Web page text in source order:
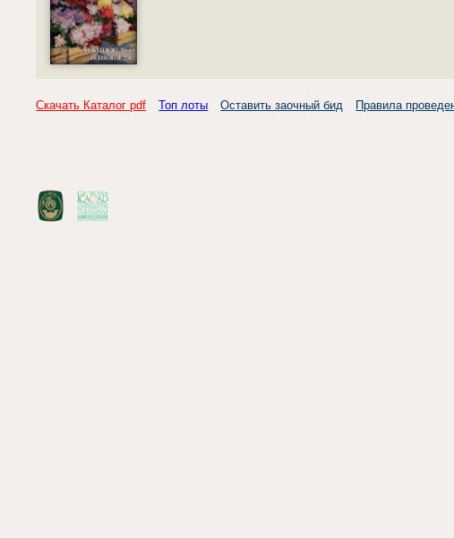
Скачать Каталог pdf Топ лоты Оставить заочный бид Правила